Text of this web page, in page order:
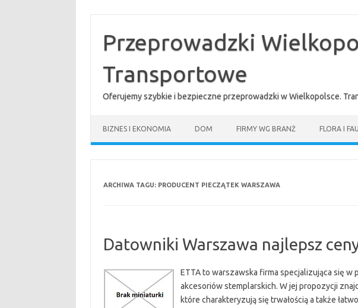
treściPrzeprowadzki
Transportowe
Oferujemy szybkie i bezpieczne przeprowadzki w Wielkopolsce.
BIZNES I EKONOMIA DOM FIRMY WG BRANŻ FLORA I
ARCHIWA TAGU: PRODUCENT PIECZĄTEK WARSZAWA
Datowniki Warszawa najlepsz
ETTA to warszawska firma specjalizująca się w
akcesoriów stemplarskich. W jej propozycji
które charakteryzują się trwałością a także